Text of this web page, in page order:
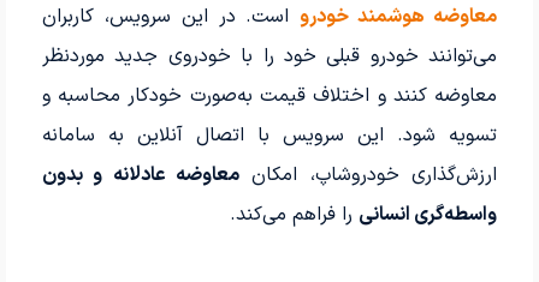
معاوضه هوشمند خودرو است. در این سرویس، کاربران
می‌توانند خودرو قبلی خود را با خودروی جدید موردنظر
معاوضه کنند و اختلاف قیمت به‌صورت خودکار محاسبه و
تسویه شود. این سرویس با اتصال آنلاین به سامانه
ارزش‌گذاری خودروشاپ، امکان معاوضه عادلانه و بدون
واسطه‌گری انسانی را فراهم می‌کند.